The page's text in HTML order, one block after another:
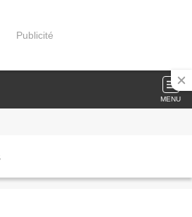
Publicité
MENU